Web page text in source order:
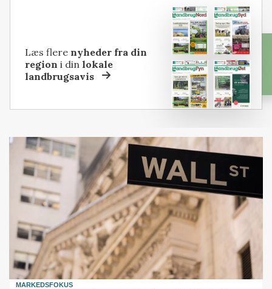
Læs flere nyheder fra din
region i dinlokale
landbrugsavis
MARKEDSFOKUS